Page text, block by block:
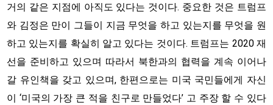
거의 같은 지점에 아직도 있다는 것이다. 중요한 것은 트럼프
와 김정은 만이 그들이 지금 무엇을 하고 있는지를 무엇을 원
하고 있는지를 확실히 알고 있다는 것이다. 트럼프는 2020 재
선을 준비하고 있으며 따라서 북한과의 협력을 계속 이어나
갈 유인책을 갖고 있으며, 한편으로는 미국 국민들에게 자신
이 ‘미국의 가장 큰 적을 친구로 만들었다’ 고 주장 할 수 있다